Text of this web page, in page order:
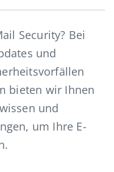
Security? Bei
und
bieten wir Ihnen
und
um Ihre E-